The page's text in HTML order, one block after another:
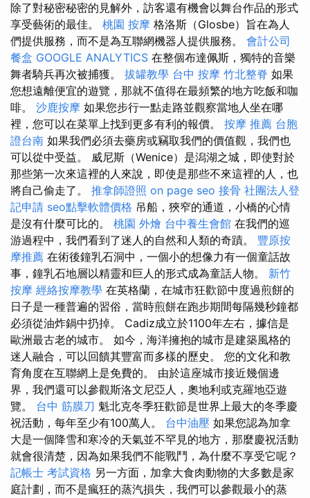
除了對秘密秘密的見解外，訪客還有機會以舞台作品的形式
享受藝術的最佳。 桃園 按摩 格洛斯（Glosbe）旨在為人
們提供服務，而不是為互聯網機器人提供服務。 會計公司
餐盒 GOOGLE ANALYTICS 在整個布達佩斯，獨特的音樂
舞者騎兵再次被捕獲。 拔罐教學 台中 按摩 竹北整脊 如果
您想遠離便宜的遊覽，那就不值得在最頻繁的地方吃飯和咖
啡。 沙鹿按摩 如果您步行一點走路並觀察當地人坐在哪
裡，您可以在菜單上找到更多有利的報價。 按摩 推薦 台胞
證台南 如果我們必須去藥房或竊取我們的價值觀，我們也
可以從中受益。 威尼斯（Wenice）是潟湖之城，即使對於
那些第一次來這裡的人來說，即使是那些不來這裡的人，也
將自己偷走了。 推拿師證照 on page seo 接骨 社團法人登
記申請 seo點擊軟體價格 吊船，狹窄的通道，小橋的心情
是沒有什麼可比的。 桃園 外燴 台中養生會館 在我們的巡
游過程中，我們看到了迷人的自然和人類的奇蹟。 豐原按
摩推薦 在術後鐘乳石洞中，一個小的想像力有一個童話故
事，鐘乳石地層以精靈和巨人的形式成為童話人物。 新竹
按摩 經絡按摩教學 在英格蘭，在城市狂歡節中度過煎餅的
日子是一種普遍的習俗，當時煎餅在跑步期間每隔幾秒鐘都
必須從油炸鍋中扔掉。 Cadiz成立於1100年左右，據信是
歐洲最古老的城市。 如今，海洋擁抱的城市是建築風格的
迷人融合，可以回饋其豐富而多樣的歷史。 您的文化和教
育角度在互聯網上是免費的。 由於這座城市接近幾個邊
界，我們還可以參觀斯洛文尼亞人，奧地利或克羅地亞遊
覽。 台中 筋膜刀 魁北克冬季狂歡節是世界上最大的冬季慶
祝活動，每年至少有100萬人。 台中油壓 如果您認為加拿
大是一個降雪和寒冷的天氣並不罕見的地方，那麼慶祝活動
就會很清楚，因為如果我們不能戰鬥，為什麼不享受它呢？
記帳士 考試資格 另一方面，加拿大食肉動物的大多數是家
庭計劃，而不是瘋狂的蒸汽損失，我們可以參觀最小的蒸